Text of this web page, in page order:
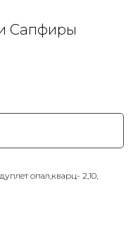
Сапфиры
опал,кварц- 2,10,